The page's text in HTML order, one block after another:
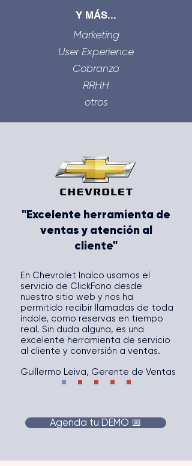
Y MÁS...
Marketing
User Experience
Cobranza
RRHH
otros
"Excelente herramienta de
ventas y atención al
cliente"
En Chevrolet Inalco usamos el
servicio de ClickFono desde
nuestro sitio web y nos ha
permitido recibir llamadas de toda
índole, como reservas en tiempo
real. Sin duda alguna, es una
excelente herramienta de servicio
al cliente y conversión a ventas.
Guillermo Leiva, Gerente de Ventas
Agenda tu DEMO 📅